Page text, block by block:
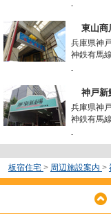
-
東山商
兵庫県神
神鉄有馬
-
神戸新
兵庫県神
神鉄有馬
-
板宿住宅 > 周辺施設案内 >